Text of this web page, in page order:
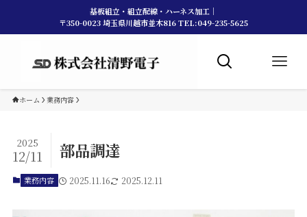
基板組立・組立配線・ハーネス加工｜
〒350-0023 埼玉県川越市並木816 TEL:049-235-5625
ホーム 業務内容
部品調達
2025
12/11
業務内容 2025.11.16 2025.12.11